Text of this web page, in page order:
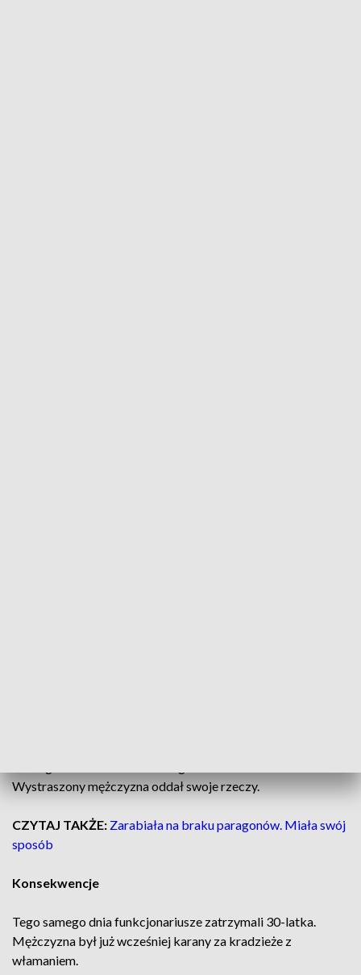
Wystraszony mężczyzna oddał swoje rzeczy.
CZYTAJ TAKŻE: Zarabiała na braku paragonów. Miała swój
sposób
Konsekwencje
Tego samego dnia funkcjonariusze zatrzymali 30-latka.
Mężczyzna był już wcześniej karany za kradzieże z
włamaniem.